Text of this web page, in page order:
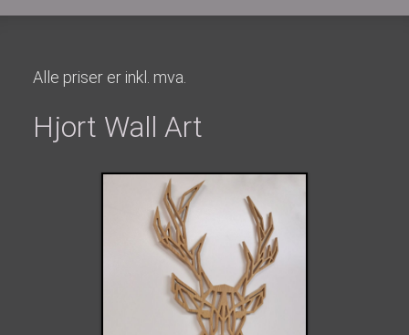
Alle priser er inkl. mva.
Hjort Wall Art